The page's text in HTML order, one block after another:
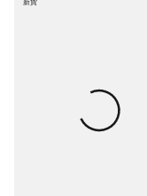
新貨